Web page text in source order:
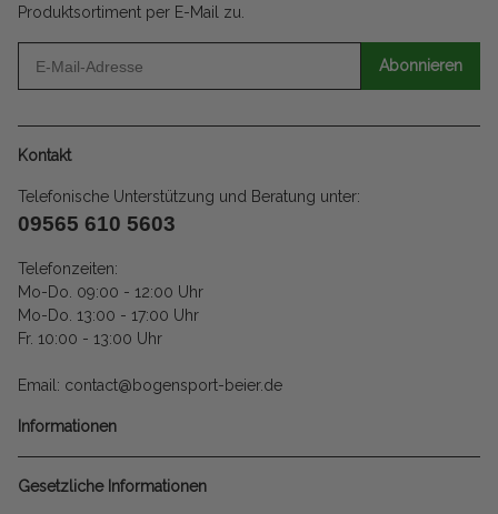
Produktsortiment per E-Mail zu.
Abonnieren
Kontakt
Telefonische Unterstützung und Beratung unter:
09565 610 5603
Telefonzeiten:
Mo-Do. 09:00 - 12:00 Uhr
Mo-Do. 13:00 - 17:00 Uhr
Fr. 10:00 - 13:00 Uhr
Email: contact@bogensport-beier.de
Informationen
Gesetzliche Informationen